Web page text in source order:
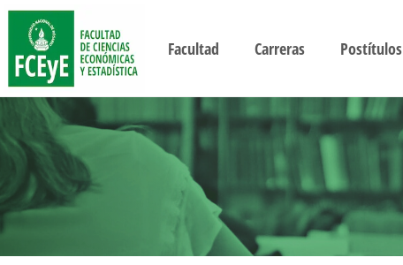
Facultad Carreras Postítulos